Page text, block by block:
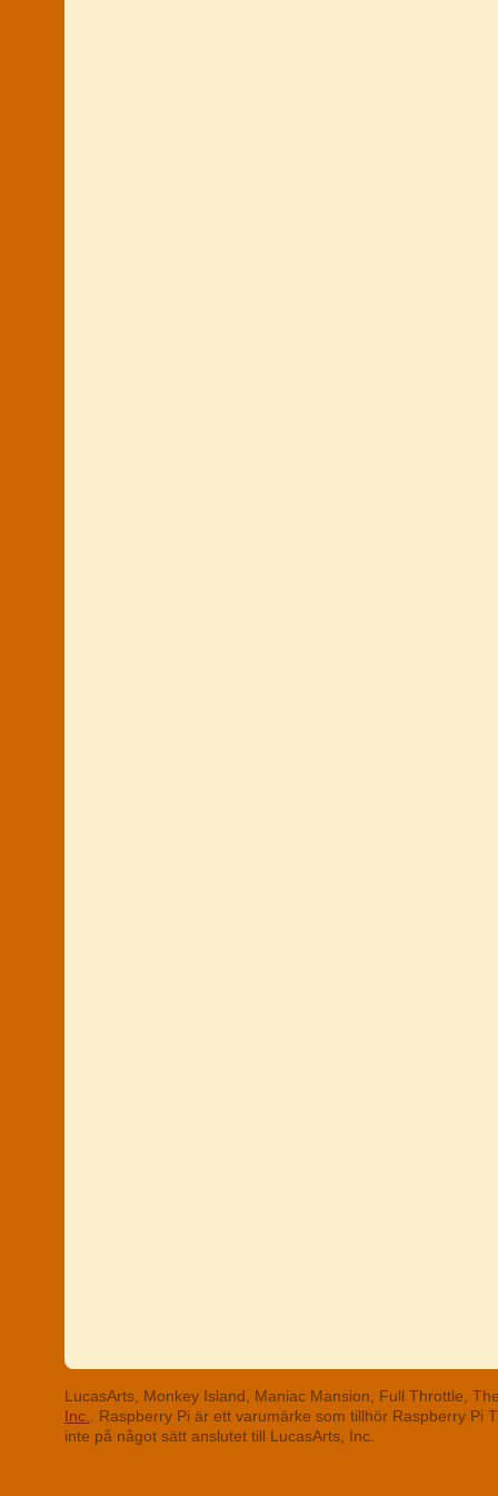
LucasArts, Monkey Island, Maniac Mansion, Full Throttle,
Inc.
. Raspberry Pi är ett varumärke som tillhör Raspberry
inte på något sätt anslutet till LucasArts, Inc.